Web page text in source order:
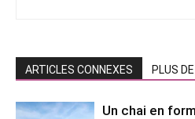
ARTICLES CONNEXES PLUS
Un chai en